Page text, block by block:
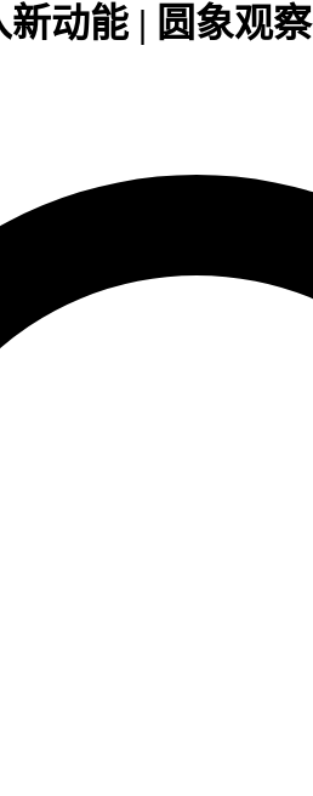
动能 | 圆象观察